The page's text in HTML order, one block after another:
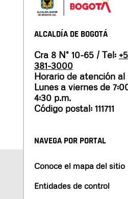
ALCALDÍA DE BOGOTÁ
Cra 8 N° 10-65 / Tel:
381-3000
Horario de atención al
Lunes a viernes de
4:30 p.m.
Código postal: 111711
NAVEGA POR PORTAL
Conoce el mapa del sitio
Entidades de control